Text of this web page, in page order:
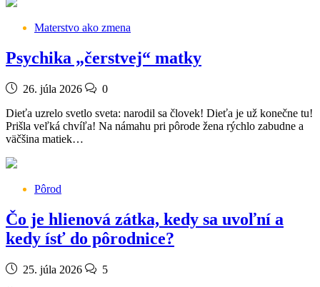
Materstvo ako zmena
Psychika „čerstvej“ matky
26. júla 2026
0
Dieťa uzrelo svetlo sveta: narodil sa človek! Dieťa je už konečne tu!
Prišla veľká chvíľa! Na námahu pri pôrode žena rýchlo zabudne a
väčšina matiek…
Pôrod
Čo je hlienová zátka, kedy sa uvoľní a
kedy ísť do pôrodnice?
25. júla 2026
5